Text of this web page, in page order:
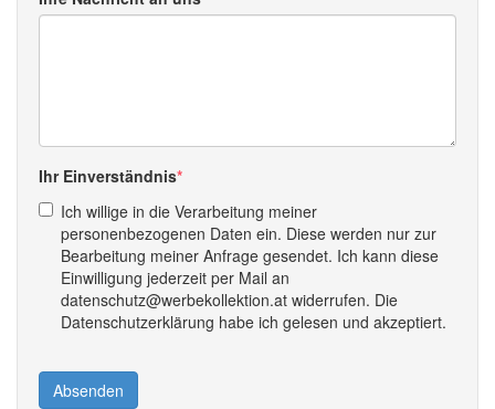
Ihr Einverständnis
Ich willige in die Verarbeitung meiner
personenbezogenen Daten ein. Diese werden nur zur
Bearbeitung meiner Anfrage gesendet. Ich kann diese
Einwilligung jederzeit per Mail an
datenschutz@werbekollektion.at widerrufen. Die
Datenschutzerklärung habe ich gelesen und akzeptiert.
Absenden